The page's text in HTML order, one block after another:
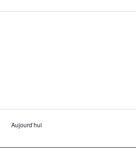
Aujourd’hui